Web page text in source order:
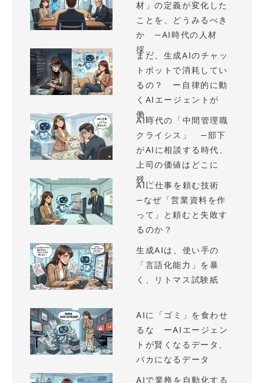
材」の定義が変化した
ことを、どうみるべき
か —AI時代の人材
採...
まだ、生成AIのチャッ
トボットで消耗してい
るの？ ー自律的に動
くAIエージェントが
働...
AI時代の「中間管理職
クライシス」 —部下
がAIに相談する時代、
上司の価値はどこに
残...
AIに仕事を頼む技術
—なぜ「営業資料を作
って」と頼むと失敗す
るのか？
生成AIは、使い手の
「言語化能力」を暴
く、リトマス試験紙
AIに「ゴミ」を食わせ
るな ーAIエージェン
トが賢くなるデータ、
バカになるデータ
AIで業務を自動化する